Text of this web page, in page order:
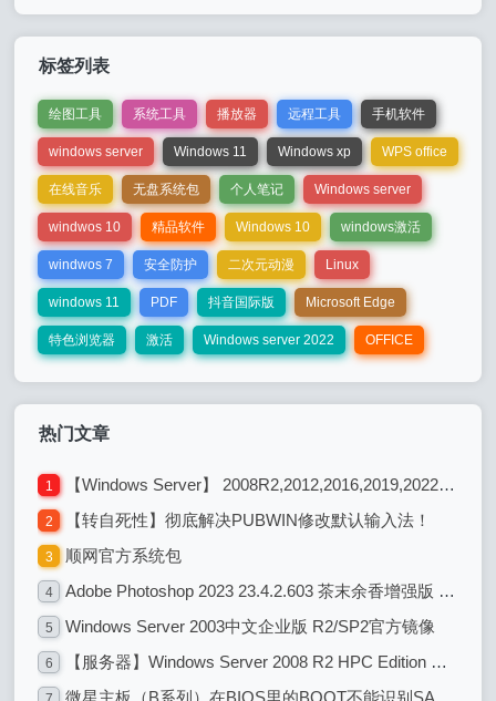
标签列表
绘图工具 系统工具 播放器 远程工具 手机软件
windows server Windows 11 Windows xp WPS office
在线音乐 无盘系统包 个人笔记 Windows server
windwos 10 精品软件 Windows 10 windows激活
windwos 7 安全防护 二次元动漫 Linux
windows 11 PDF 抖音国际版 Microsoft Edge
特色浏览器 激活 Windows server 2022 OFFICE
热门文章
1 【Windows Server】 2008R2,2012,2016,2019,2022各系统版本区别
2 【转自死性】彻底解决PUBWIN修改默认输入法！
3 顺网官方系统包
4 Adobe Photoshop 2023 23.4.2.603 茶末余香增强版 图像编辑处理设计
5 Windows Server 2003中文企业版 R2/SP2官方镜像
6 【服务器】Windows Server 2008 R2 HPC Edition with Service Pack 1 (x64)
微星主板（B系列）在BIOS里的BOOT不能识别SATA硬盘 解决办法